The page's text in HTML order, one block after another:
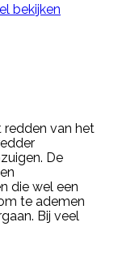
bekijken
van het
De
die wel een
te ademen
Bij veel